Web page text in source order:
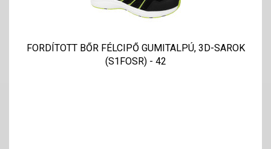
FORDÍTOTT BŐR FÉLCIPŐ GUMITALPÚ, 3D-SAROK
(S1FOSR) - 42